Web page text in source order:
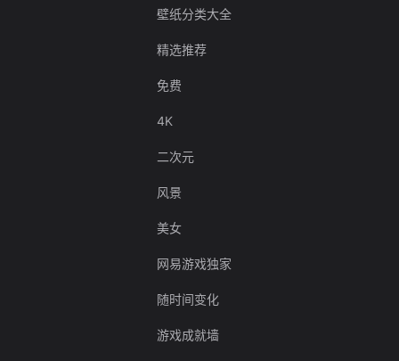
壁纸分类大全
精选推荐
免费
4K
二次元
风景
美女
网易游戏独家
随时间变化
游戏成就墙